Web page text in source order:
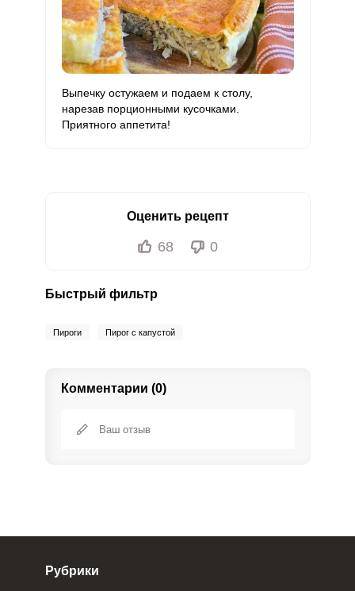
Выпечку остужаем и подаем к столу,
нарезав порционными кусочками.
Приятного аппетита!
Оценить рецепт
68 0
Быстрый фильтр
Пироги Пирог с капустой
Комментарии (0)
Рубрики